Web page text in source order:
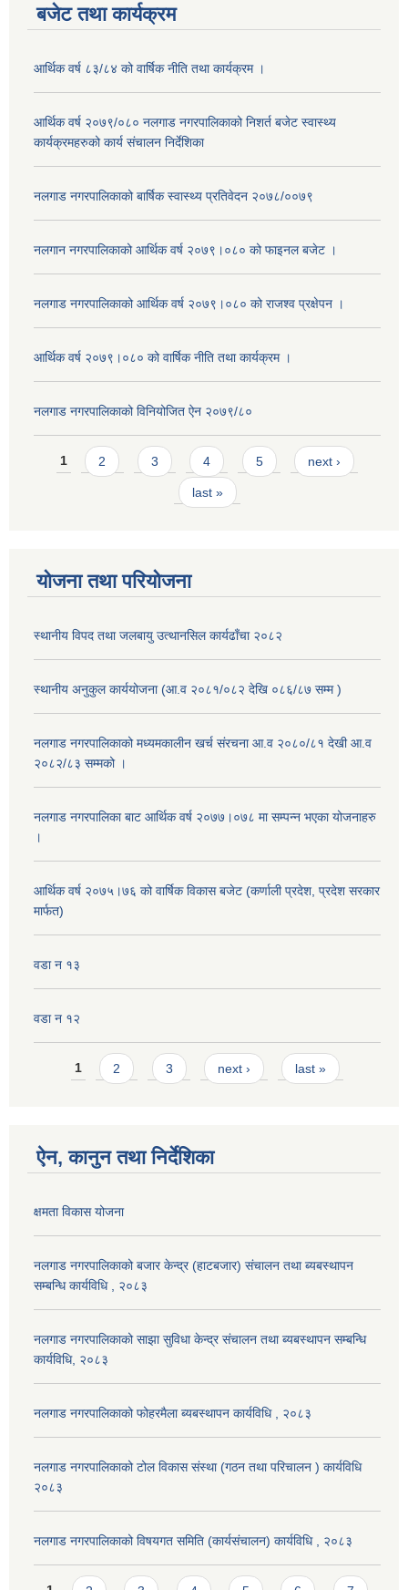
बजेट तथा कार्यक्रम
आर्थिक वर्ष ८३/८४ को वार्षिक नीति तथा कार्यक्रम ।
आर्थिक वर्ष २०७९/०८० नलगाड नगरपालिकाको निशर्त बजेट स्वास्थ्य
कार्यक्रमहरुको कार्य संचालन निर्देशिका
नलगाड नगरपालिकाको बार्षिक स्वास्थ्य प्रतिवेदन २०७८/००७९
नलगान नगरपालिकाको आर्थिक वर्ष २०७९।०८० को फाइनल बजेट ।
नलगाड नगरपालिकाको आर्थिक वर्ष २०७९।०८० को राजश्व प्रक्षेपन ।
आर्थिक वर्ष २०७९।०८० को वार्षिक नीति तथा कार्यक्रम ।
नलगाड नगरपालिकाको विनियोजित ऐन २०७९/८०
Pages
1 2 3 4 5 next ›
last »
योजना तथा परियोजना
स्थानीय विपद तथा जलबायु उत्थानसिल कार्यढाँचा २०८२
स्थानीय अनुकुल कार्ययोजना (आ.व २०८१/०८२ देखि ०८६/८७ सम्म )
नलगाड नगरपालिकाको मध्यमकालीन खर्च संरचना आ.व २०८०/८१ देखी आ.व
२०८२/८३ सम्मको ।
नलगाड नगरपालिका बाट आर्थिक वर्ष २०७७।०७८ मा सम्पन्न भएका योजनाहरु
।
आर्थिक वर्ष २०७५।७६ को वार्षिक विकास बजेट (कर्णाली प्रदेश, प्रदेश सरकार
मार्फत)
वडा न १३
वडा न १२
Pages
1 2 3 next › last »
ऐन, कानुन तथा निर्देशिका
क्षमता विकास योजना
नलगाड नगरपालिकाको बजार केन्द्र (हाटबजार) संचालन तथा ब्यबस्थापन
सम्बन्धि कार्यविधि , २०८३
नलगाड नगरपालिकाको साझा सुविधा केन्द्र संचालन तथा ब्यबस्थापन सम्बन्धि
कार्यविधि, २०८३
नलगाड नगरपालिकाको फोहरमैला ब्यबस्थापन कार्यविधि , २०८३
नलगाड नगरपालिकाको टोल विकास संस्था (गठन तथा परिचालन ) कार्यविधि
२०८३
नलगाड नगरपालिकाको विषयगत समिति (कार्यसंचालन) कार्यविधि , २०८३